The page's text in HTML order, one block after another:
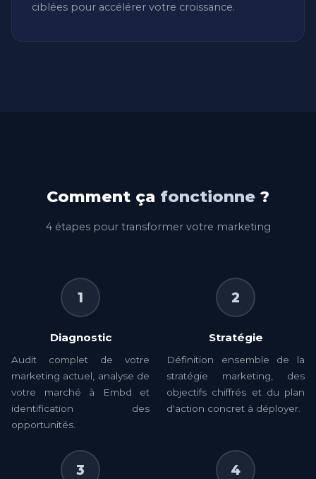
ciblées pour accélérer votre croissance.
Comment ça fonctionne ?
4 étapes pour transformer votre marketing
1
Diagnostic
Audit complet de votre
marketing actuel, analyse de
votre marché à Embd et
identification des
opportunités.
2
Stratégie
Définition ensemble de la
stratégie marketing, des
objectifs chiffrés et du plan
d'action concret à déployer.
3 4